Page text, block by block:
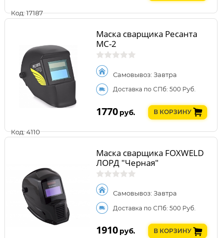
Код: 17187
Код: 4110
Маска сварщика Ресанта
МС-2
Самовывоз: Завтра
Доставка по СПб: 500 Руб.
1770 руб. В КОРЗИНУ
Маска сварщика FOXWELD
ЛОРД "Черная"
Самовывоз: Завтра
Доставка по СПб: 500 Руб.
1910 руб. В КОРЗИНУ